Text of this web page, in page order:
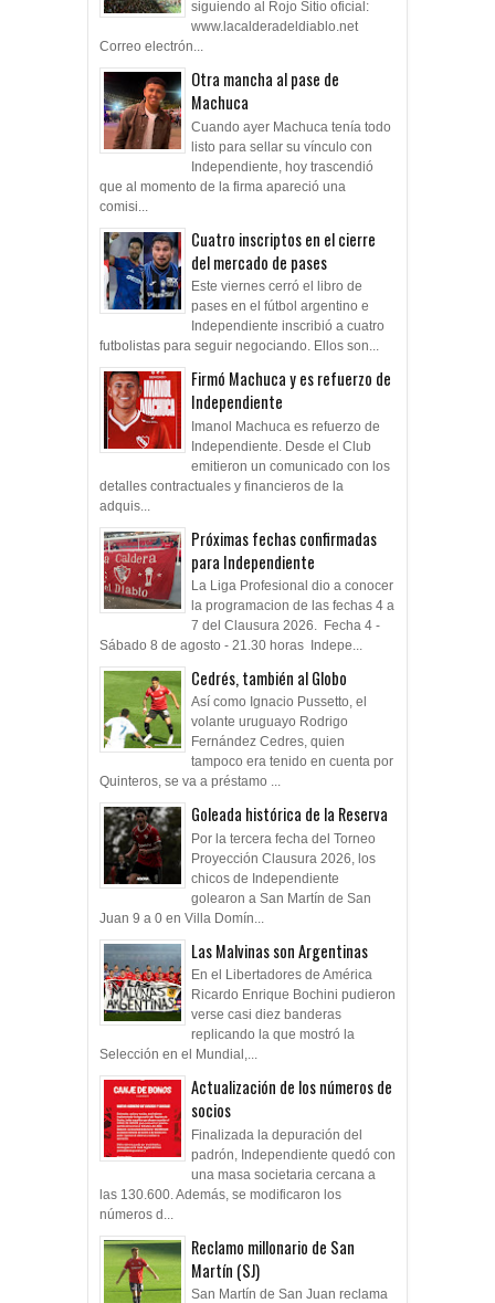
siguiendo al Rojo Sitio oficial:
www.lacalderadeldiablo.net
Correo electrón...
Otra mancha al pase de
Machuca
Cuando ayer Machuca tenía todo
listo para sellar su vínculo con
Independiente, hoy trascendió
que al momento de la firma apareció una
comisi...
Cuatro inscriptos en el cierre
del mercado de pases
Este viernes cerró el libro de
pases en el fútbol argentino e
Independiente inscribió a cuatro
futbolistas para seguir negociando. Ellos son...
Firmó Machuca y es refuerzo de
Independiente
Imanol Machuca es refuerzo de
Independiente. Desde el Club
emitieron un comunicado con los
detalles contractuales y financieros de la
adquis...
Próximas fechas confirmadas
para Independiente
La Liga Profesional dio a conocer
la programacion de las fechas 4 a
7 del Clausura 2026. Fecha 4 -
Sábado 8 de agosto - 21.30 horas Indepe...
Cedrés, también al Globo
Así como Ignacio Pussetto, el
volante uruguayo Rodrigo
Fernández Cedres, quien
tampoco era tenido en cuenta por
Quinteros, se va a préstamo ...
Goleada histórica de la Reserva
Por la tercera fecha del Torneo
Proyección Clausura 2026, los
chicos de Independiente
golearon a San Martín de San
Juan 9 a 0 en Villa Domín...
Las Malvinas son Argentinas
En el Libertadores de América
Ricardo Enrique Bochini pudieron
verse casi diez banderas
replicando la que mostró la
Selección en el Mundial,...
Actualización de los números de
socios
Finalizada la depuración del
padrón, Independiente quedó con
una masa societaria cercana a
las 130.600. Además, se modificaron los
números d...
Reclamo millonario de San
Martín (SJ)
San Martín de San Juan reclama